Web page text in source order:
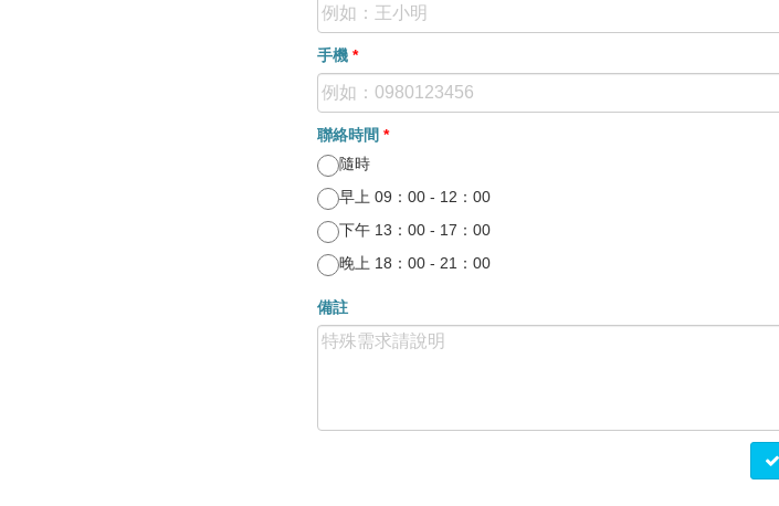
手機 *
聯絡時間 *
隨時
早上 09：00 - 12：00
下午 13：00 - 17：00
晚上 18：00 - 21：00
備註